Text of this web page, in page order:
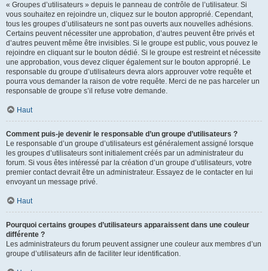
« Groupes d’utilisateurs » depuis le panneau de contrôle de l’utilisateur. Si
vous souhaitez en rejoindre un, cliquez sur le bouton approprié. Cependant,
tous les groupes d’utilisateurs ne sont pas ouverts aux nouvelles adhésions.
Certains peuvent nécessiter une approbation, d’autres peuvent être privés et
d’autres peuvent même être invisibles. Si le groupe est public, vous pouvez le
rejoindre en cliquant sur le bouton dédié. Si le groupe est restreint et nécessite
une approbation, vous devez cliquer également sur le bouton approprié. Le
responsable du groupe d’utilisateurs devra alors approuver votre requête et
pourra vous demander la raison de votre requête. Merci de ne pas harceler un
responsable de groupe s’il refuse votre demande.
Haut
Comment puis-je devenir le responsable d’un groupe d’utilisateurs ?
Le responsable d’un groupe d’utilisateurs est généralement assigné lorsque
les groupes d’utilisateurs sont initialement créés par un administrateur du
forum. Si vous êtes intéressé par la création d’un groupe d’utilisateurs, votre
premier contact devrait être un administrateur. Essayez de le contacter en lui
envoyant un message privé.
Haut
Pourquoi certains groupes d’utilisateurs apparaissent dans une couleur
différente ?
Les administrateurs du forum peuvent assigner une couleur aux membres d’un
groupe d’utilisateurs afin de faciliter leur identification.